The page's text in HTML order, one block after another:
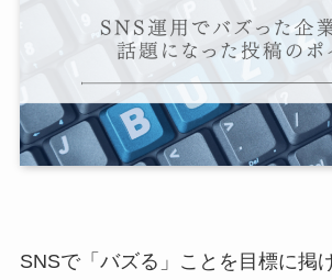
SNSで「バズる」ことを目標に掲